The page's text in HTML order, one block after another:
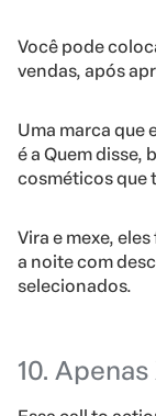
Você pode
vendas, após
Uma marca que
é a Quem disse,
cosméticos que
Vira e mexe,
a noite com
selecionados.
10.